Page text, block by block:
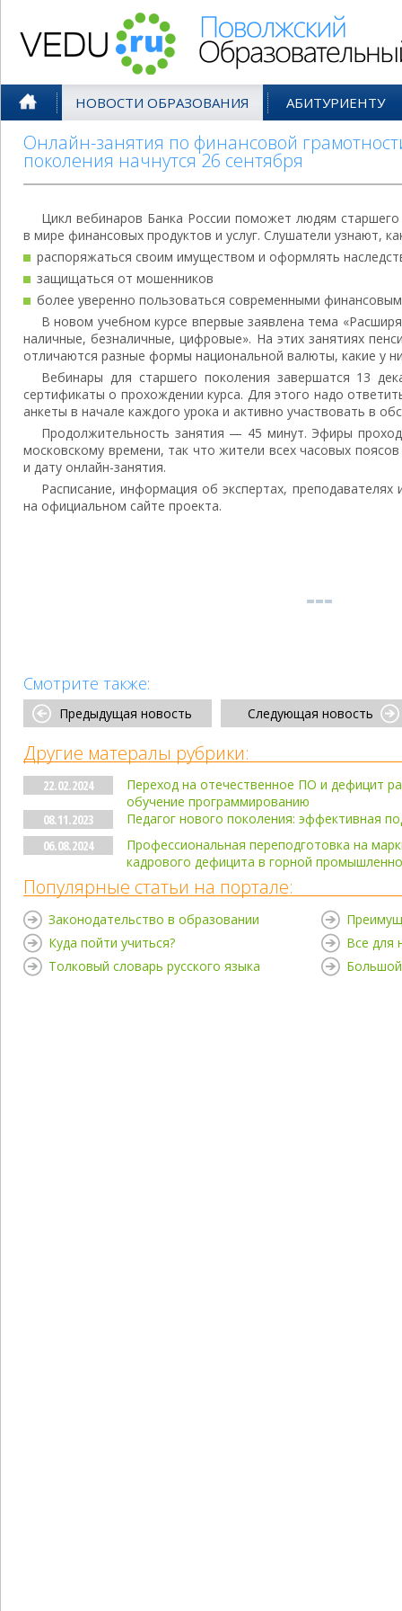
НОВОСТИ ОБРАЗОВАНИЯ АБИТУРИЕНТУ
Онлайн-занятия по финансовой
поколения начнутся 26 сентября
Цикл вебинаров Банка России поможет людям
в мире финансовых продуктов и услуг. Слушатели узнают,
распоряжаться своим имуществом и оформлять
защищаться от мошенников
более уверенно пользоваться современными
В новом учебном курсе впервые заявлена тема
наличные, безналичные, цифровые». На этих занятиях
отличаются разные формы национальной валюты, какие у
Вебинары для старшего поколения завершатся 13
сертификаты о прохождении курса. Для этого надо
анкеты в начале каждого урока и активно участвовать в
Продолжительность занятия — 45 минут. Эфиры
московскому времени, так что жители всех часовых
и дату онлайн-занятия.
Расписание, информация об экспертах,
на официальном сайте проекта.
Смотрите также:
Предыдущая новость Следующая новость
Другие матералы рубрики:
22.02.2024
Переход на отечественное ПО и дефицит
обучение программированию
08.11.2023
Педагог нового поколения: эффективная
06.08.2024
Профессиональная переподготовка на
кадрового дефицита в горной
Популярные статьи на портале:
Законодательство в образовании
Куда пойти учиться?
Толковый словарь русского языка
Все для
Большой